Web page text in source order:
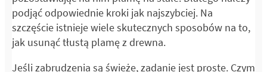
podjąć odpowiednie kroki jak najszybciej. Na
szczęście istnieje wiele skutecznych sposobów na to,
jak usunąć tłustą plamę z drewna.
Jeśli zabrudzenia są świeże, zadanie jest proste. Czym